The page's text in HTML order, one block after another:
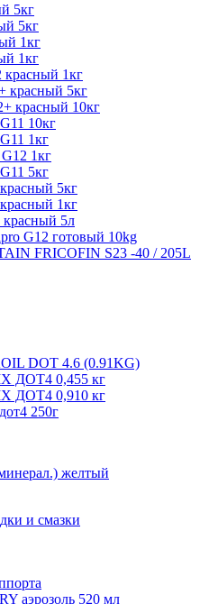
5кг
5кг
1кг
1кг
красный 1кг
красный 5кг
красный 10кг
10кг
1кг
1кг
5кг
5кг
1кг
5л
G12 готовый 10kg
FRICOFIN S23 -40 / 205L
DOT 4.6 (0.91KG)
ДОТ4 0,455 кг
ДОТ4 0,910 кг
250г
желтый
и смазки
аэрозоль 520 мл